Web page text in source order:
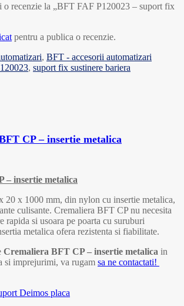
o recenzie la „BFT FAF P120023 – suport fix
pentru a publica o recenzie.
, BFT - accesorii automatizari
, suport fix sustinere bariera
CP – insertie metalica
– insertie metalica
20 x 1000 mm, din nylon cu insertie metalica,
culisante. Cremaliera BFT CP nu necesita
rapida si usoara pe poarta cu suruburi
metalica ofera rezistenta si fiabilitate.
Cremaliera BFT CP – insertie metalica in
si imprejurimi, va rugam sa ne contactati!